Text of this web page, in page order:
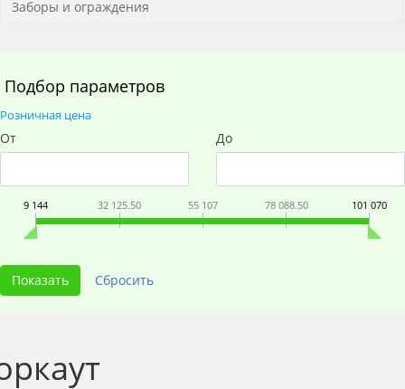
Заборы и ограждения
Подбор параметров
Розничная цена
От До
9 144 32 125.50 55 107 78 088.50 101 070